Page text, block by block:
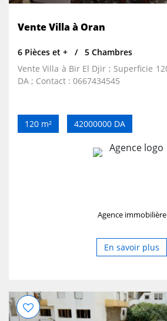
Vente Villa à Oran
6 Pièces et +
5 Chambres
Vente Villa à Bir El Djir ; Superficie 120 m² ; Prix 42000000
DA ; Contact : 0667434545
120 m² 42000000 DA
Agence immobilière
En savoir plus